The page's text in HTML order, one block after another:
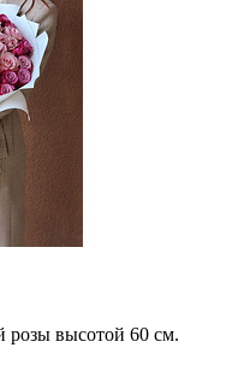
розы высотой 60 см.